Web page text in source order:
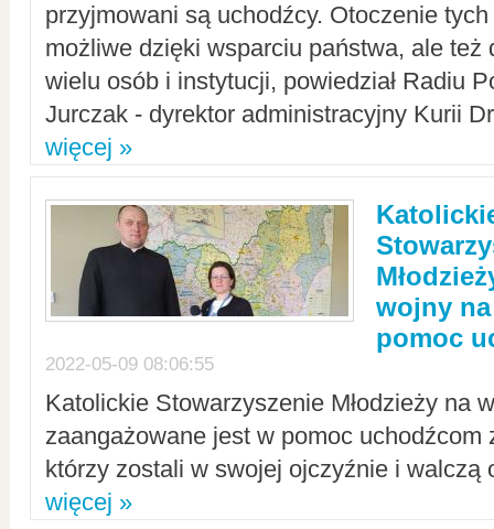
przyjmowani są uchodźcy. Otoczenie
możliwe dzięki wsparciu państwa, ale też
wielu osób i instytucji, powiedział Radiu
Jurczak - dyrektor administracyjny Kurii
więcej »
wojny
pomoc
2022-05-09 08:06:55
Katolickie Stowarzyszenie Młodzieży na
zaangażowane jest w pomoc uchodźcom
którzy zostali w swojej ojczyźnie i walczą
więcej »